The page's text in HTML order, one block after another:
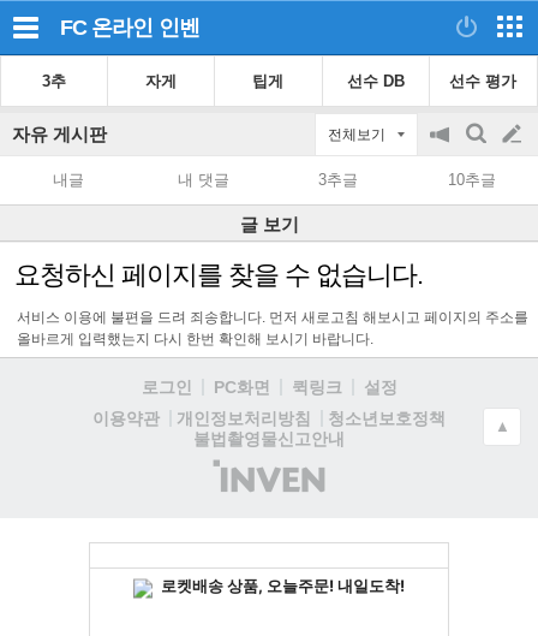
FC 온라인 인벤
3추 자게 팁게 선수 DB 선수 평가
자유 게시판 전체보기
공
지
on/off
검
색
글
쓰
기
내글 내 댓글 3추글 10추글
글 보기
요청하신 페이지를 찾을 수 없습니다.
서비스 이용에 불편을 드려 죄송합니다. 먼저 새로고침 해보시고 페이지의 주소를
올바르게 입력했는지 다시 한번 확인해 보시기 바랍니다.
로그인 PC화면 퀵링크
설정
이용약관
개인정보처리방침
청소년보호정책
불법촬영물신고안내
(주)
인
▲